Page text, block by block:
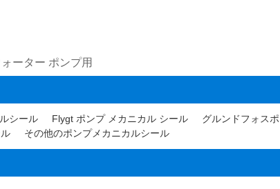
ーター ポンプ用
シール Flygt ポンプ メカニカル シール グルンドフォス
その他のポンプメカニカルシール